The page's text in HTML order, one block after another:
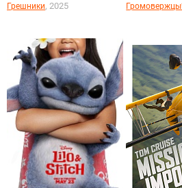
Грешники, 2025